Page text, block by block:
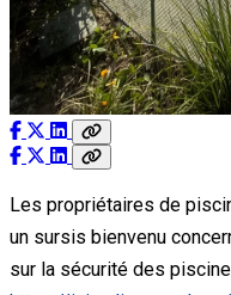
Les propriétaires de
un sursis bienvenu
sur la sécurité des